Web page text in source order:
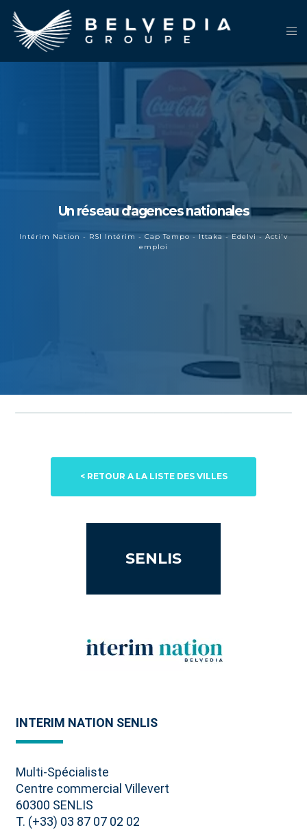
Un réseau d'agences nationales
Intérim Nation - RSI Intérim - Cap Tempo - Ittaka - Edelvi - Acti'v
emploi
< RETOUR A LA LISTE DES VILLES
SENLIS
INTERIM NATION SENLIS
Multi-Spécialiste
Centre commercial Villevert
60300 SENLIS
T. (+33) 03 87 07 02 02